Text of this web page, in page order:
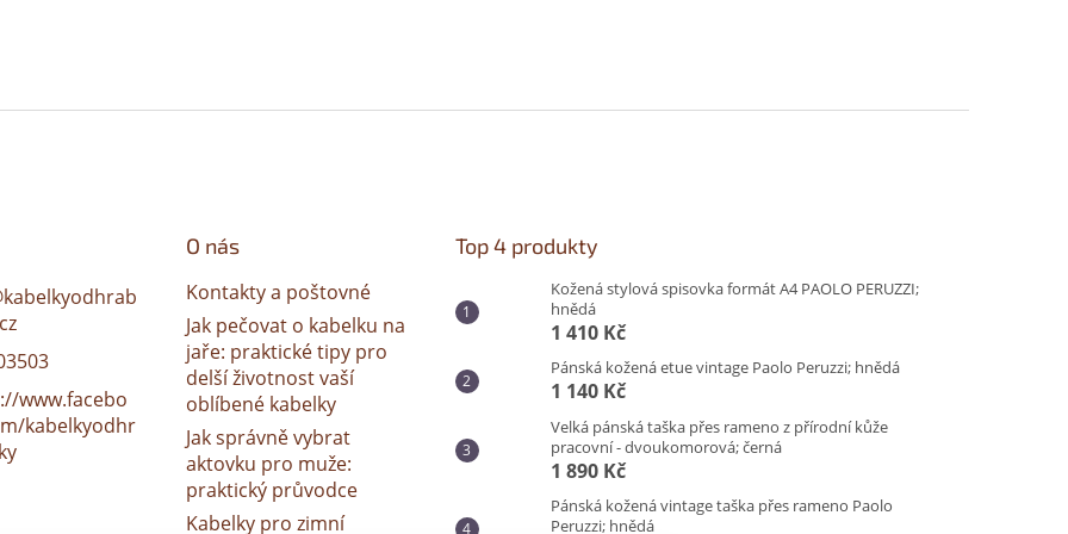
kabelkyodhrab
www.facebo
kabelkyodhr
O nás
Kontakty a poštovné
Jak pečovat o kabelku na
jaře: praktické tipy pro
delší životnost vaší
oblíbené kabelky
Jak správně vybrat
aktovku pro muže:
praktický průvodce
Kabelky pro zimní
Top 4 produkty
Kožená stylová spisovka formát A4 PAOLO PERUZZI;
hnědá
1 410 Kč
Pánská kožená etue vintage Paolo Peruzzi; hnědá
1 140 Kč
Velká pánská taška přes rameno z přírodní kůže
pracovní - dvoukomorová; černá
1 890 Kč
Pánská kožená vintage taška přes rameno Paolo
Peruzzi; hnědá